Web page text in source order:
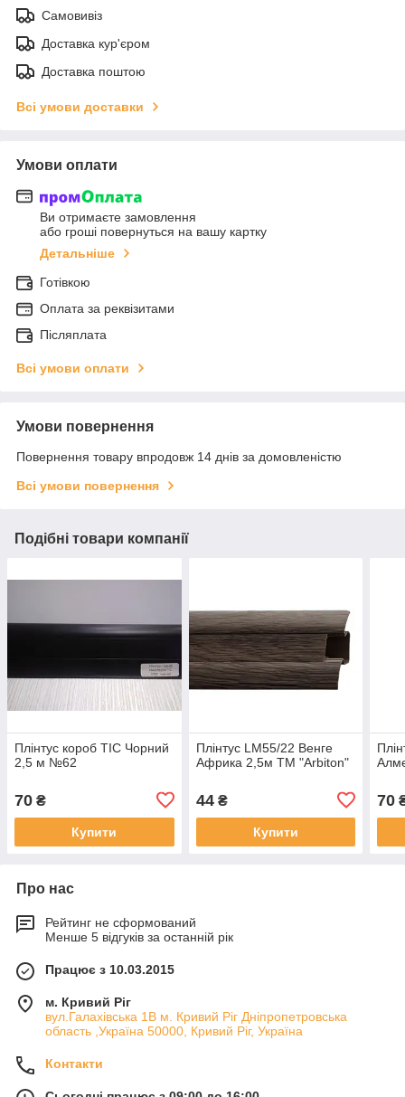
Самовивіз
Доставка кур'єром
Доставка поштою
Всі умови доставки
Умови оплати
Ви отримаєте замовлення
або гроші повернуться на вашу картку
Детальніше
Готівкою
Оплата за реквізитами
Післяплата
Всі умови оплати
Умови повернення
Повернення товару впродовж 14 днів за домовленістю
Всі умови повернення
Подібні товари компанії
Плінтус короб ТІС Чорний
2,5 м №62
70 ₴
Купити
Плінтус LM55/22 Венге
Африка 2,5м ТМ "Arbiton"
44₴
Купити
70
Про нас
Рейтинг не сформований
Менше 5 відгуків за останній рік
Працює з 10.03.2015
м. Кривий Ріг
вул.Галахівська 1В м. Кривий Ріг Дніпропетровська
область ,Україна 50000, Кривий Ріг, Україна
Контакти